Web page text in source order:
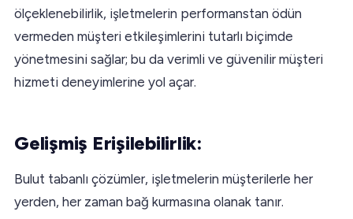
ölçeklenebilirlik, işletmelerin performanstan ödün
vermeden müşteri etkileşimlerini tutarlı biçimde
yönetmesini sağlar; bu da verimli ve güvenilir müşteri
hizmeti deneyimlerine yol açar.
Gelişmiş Erişilebilirlik:
Bulut tabanlı çözümler, işletmelerin müşterilerle her
yerden, her zaman bağ kurmasına olanak tanır.